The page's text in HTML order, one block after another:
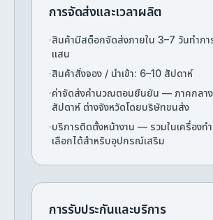
การจัดส่งและเวลาผลิต
·สินค้ามีสต็อกจัดส่งภายใน 3–7 วันทำกา
แสน
·สินค้าสั่งจอง / นำเข้า: 6–10 สัปดาห์
·ค่าจัดส่งคำนวณตอนยืนยัน — ภาคกลาง
สัปดาห์ ต่างจังหวัดโดยบริษัทขนส่ง
·บริการติดตั้งหน้างาน — รวมในเครื่องท
เลือกได้สำหรับอุปกรณ์เสริม
การรับประกันและบริการ